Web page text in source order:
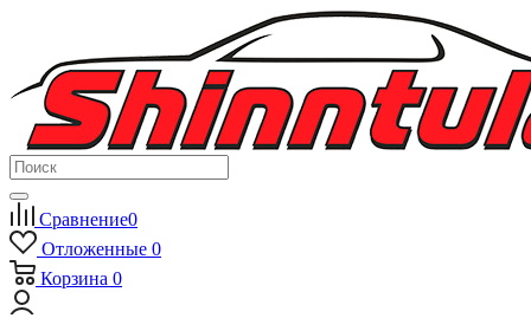
Сравнение0
Отложенные 0
Корзина 0